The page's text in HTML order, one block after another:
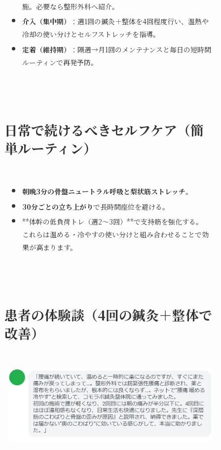
施。必要なら整形外科へ紹介。
介入（集中期）
：週1回の鍼灸＋整体を4回程度行い、温熱や
冷却の使い分けとセルフストレッチを指導。
定着（維持期）
：隔週→月1回のメンテナンスと毎日の短時間
ルーティンで再発予防。
日常で続けるべきセルフケア（簡
単ルーティン）
朝晩3分の骨盤ニュートラル呼吸と梨状筋ストレッチ。
30分ごとの立ち上がりで長時間座位を避ける。
**体幹の低負荷トレ（週2〜3回）**で支持筋を強化する。
これらは温める・冷やすの使い分けと組み合わせることで効
果が高まります。
患者の体験談（4回の鍼灸＋整体で
改善）